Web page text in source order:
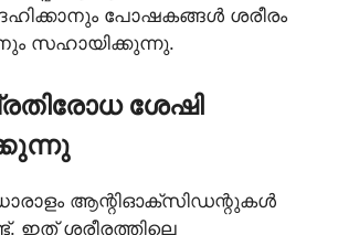
പോഷകങ്ങൾ ശരീരം
സഹായിക്കുന്നു.
ശേഷി
ആന്റിഓക്സിഡന്റുകൾ
ഇത് ശരീരത്തിലെ